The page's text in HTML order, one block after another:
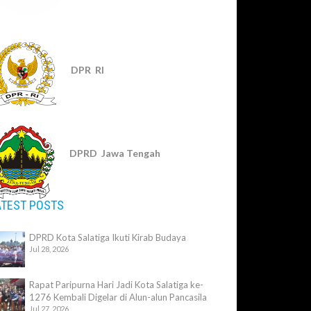
DPR RI
DPRD Jawa Tengah
POSTS
DPRD Kota Salatiga Ikuti Kirab Budaya
Jul 28, 2026
Rapat Paripurna Hari Jadi Kota Salatiga ke-
1276 Kembali Digelar di Alun-alun Pancasila
Jul 27, 2026